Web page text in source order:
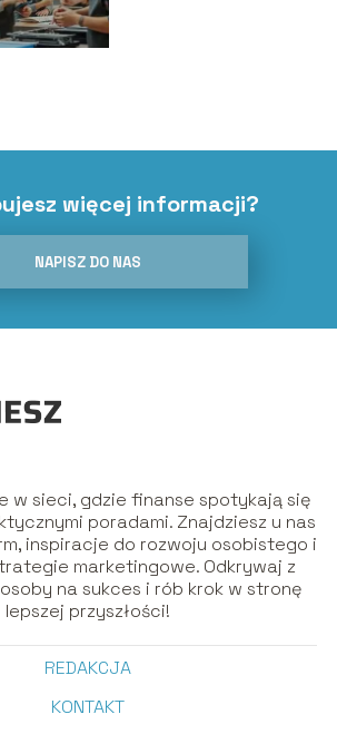
więcej informacji?
NAPISZ DO NAS
w sieci, gdzie finanse spotykają się
poradami. Znajdziesz u nas
inspiracje do rozwoju osobistego i
marketingowe. Odkrywaj z
na sukces i rób krok w stronę
lepszej przyszłości!
REDAKCJA
KONTAKT